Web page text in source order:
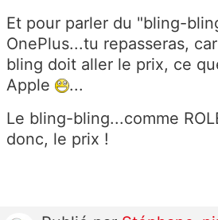
Et pour parler du "bling-
OnePlus...tu repasseras,
bling doit aller le prix, ce
Apple
...
Le bling-bling...comme
donc, le prix !